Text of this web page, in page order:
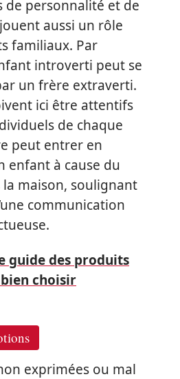
de personnalité et de
aussi un rôle
familiaux. Par
introverti peut se
un frère extraverti.
ici être attentifs
de chaque
peut entrer en
enfant à cause du
maison, soulignant
communication
guide des produits
choisir
exprimées ou mal